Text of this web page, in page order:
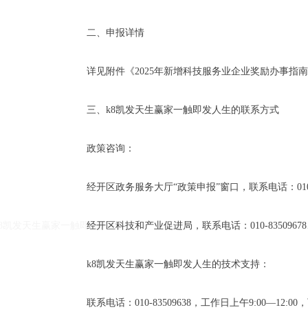
二、申报详情
详见附件《2025年新增科技服务业企业奖励办事指南
三、k8凯发天生赢家一触即发人生的联系方式
政策咨询：
经开区政务服务大厅“政策申报”窗口，联系电话：
经开区科技和产业促进局，联系电话：010-83509678
k8凯发天生赢家一触即发人生的技术支持：
联系电话：010-83509638，工作日上午9:00—12:00
凯发天生赢家一触即发人生